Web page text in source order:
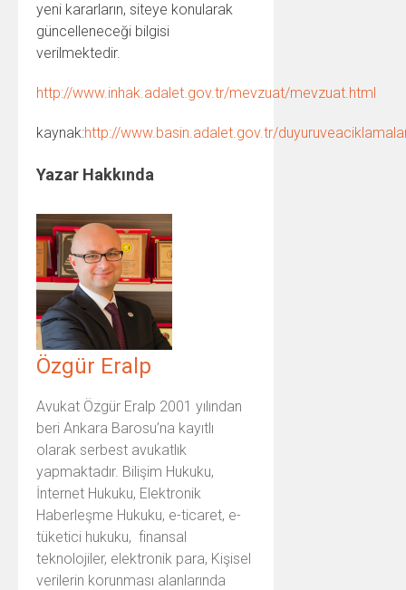
yeni kararların, siteye konularak
güncelleneceği bilgisi
verilmektedir.
http://www.inhak.adalet.gov.tr/mevzuat/mevzuat.html
kaynak:http://www.basin.adalet.gov.tr/
Yazar Hakkında
Özgür Eralp
Avukat Özgür Eralp 2001 yılından
beri Ankara Barosu’na kayıtlı
olarak serbest avukatlık
yapmaktadır. Bilişim Hukuku,
İnternet Hukuku, Elektronik
Haberleşme Hukuku, e-ticaret, e-
tüketici hukuku, finansal
teknolojiler, elektronik para, Kişisel
verilerin korunması alanlarında